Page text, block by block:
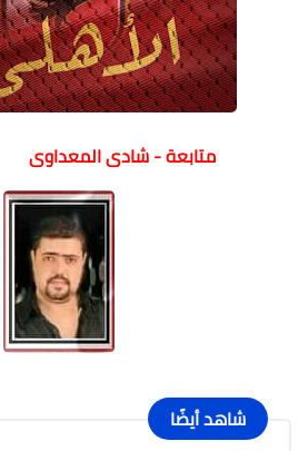
متابعة - شادى المعداوى
شاهد أيضًا